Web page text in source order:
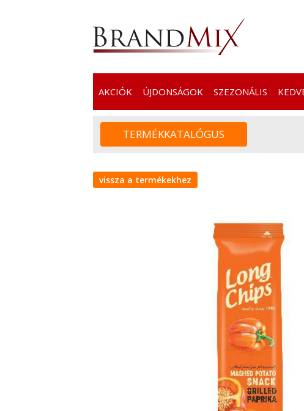
AKCIÓK ÚJDONSÁGOK SZEZONÁLIS
vissza a termékekhez